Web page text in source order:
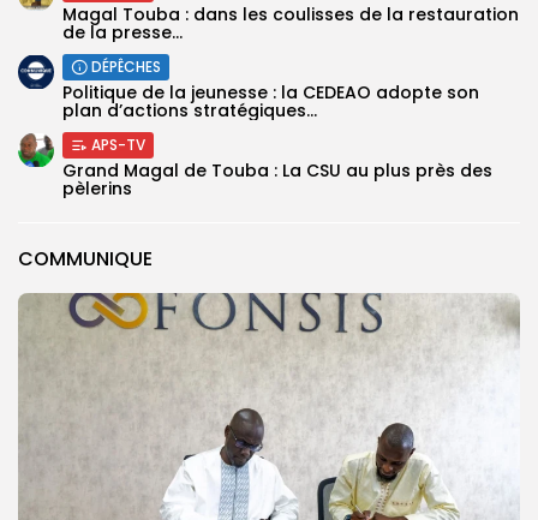
COMMUNIQUE
Magal Touba : dans les coulisses de la restauration
de la presse...
DÉPÊCHES
Politique de la jeunesse : la CEDEAO adopte son
plan d’actions stratégiques...
APS-TV
Grand Magal de Touba : La CSU au plus près des
pèlerins